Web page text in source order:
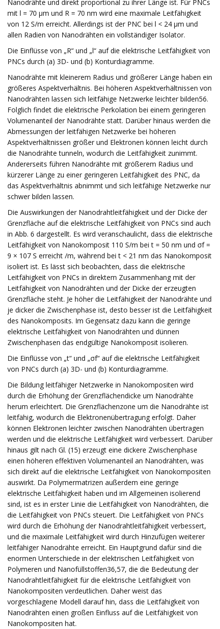
Nanodrähte und direkt proportional zu ihrer Länge ist. Für PNCs
mit l = 70 μm und R = 70 nm wird eine maximale Leitfähigkeit
von 12 S/m erreicht. Allerdings ist der PNC bei l < 24 μm und
allen Radien von Nanodrähten ein vollständiger Isolator.
Die Einflüsse von „R“ und „l“ auf die elektrische Leitfähigkeit von
PNCs durch (a) 3D- und (b) Konturdiagramme.
Nanodrähte mit kleinerem Radius und größerer Länge haben ein
größeres Aspektverhältnis. Bei höheren Aspektverhältnissen von
Nanodrähten lassen sich leitfähige Netzwerke leichter bilden56.
Folglich findet die elektrische Perkolation bei einem geringeren
Volumenanteil der Nanodrähte statt. Darüber hinaus werden die
Abmessungen der leitfähigen Netzwerke bei höheren
Aspektverhältnissen größer und Elektronen können leicht durch
die Nanodrähte tunneln, wodurch die Leitfähigkeit zunimmt.
Andererseits führen Nanodrähte mit größerem Radius und
kürzerer Länge zu einer geringeren Leitfähigkeit des PNC, da
das Aspektverhältnis abnimmt und sich leitfähige Netzwerke nur
schwer bilden lassen.
Die Auswirkungen der Nanodrahtleitfähigkeit und der Dicke der
Grenzfläche auf die elektrische Leitfähigkeit von PNCs sind auch
in Abb. 6 dargestellt. Es wird veranschaulicht, dass die elektrische
Leitfähigkeit von Nanokomposit 110 S/m bei t = 50 nm und σf =
9 × 107 S erreicht /m, während bei t < 21 nm das Nanokomposit
isoliert ist. Es lässt sich beobachten, dass die elektrische
Leitfähigkeit von PNCs in direktem Zusammenhang mit der
Leitfähigkeit von Nanodrähten und der Dicke der erzeugten
Grenzfläche steht. Je höher die Leitfähigkeit der Nanodrähte und
je dicker die Zwischenphase ist, desto besser ist die Leitfähigkeit
des Nanokomposits. Im Gegensatz dazu kann die geringe
elektrische Leitfähigkeit von Nanodrähten und dünnen
Zwischenphasen das endgültige Nanokomposit isolieren.
Die Einflüsse von „t“ und „σf“ auf die elektrische Leitfähigkeit
von PNCs durch (a) 3D- und (b) Konturdiagramme.
Die Bildung leitfähiger Netzwerke in Nanokompositen wird
durch die Erhöhung der Grenzflächendicke um Nanodrähte
herum erleichtert. Die Grenzflächenzone um die Nanodrähte ist
leitfähig, wodurch die Elektronenübertragung erfolgt. Daher
können Elektronen leichter zwischen Nanodrähten übertragen
werden und die elektrische Leitfähigkeit wird verbessert. Darüber
hinaus gilt nach Gl. (15) erzeugt eine dickere Zwischenphase
einen höheren effektiven Volumenanteil an Nanodrähten, was
sich direkt auf die elektrische Leitfähigkeit von Nanokompositen
auswirkt. Da Polymermatrizen außerdem eine geringe
elektrische Leitfähigkeit haben und im Allgemeinen isolierend
sind, ist es in erster Linie die Leitfähigkeit von Nanodrähten, die
die Leitfähigkeit von PNCs steuert. Die Leitfähigkeit von PNCs
wird durch die Erhöhung der Nanodrahtleitfähigkeit verbessert,
und die maximale Leitfähigkeit wird durch Hinzufügen weiterer
leitfähiger Nanodrähte erreicht. Ein Hauptgrund dafür sind die
enormen Unterschiede in der elektrischen Leitfähigkeit von
Polymeren und Nanofüllstoffen36,57, die die Bedeutung der
Nanodrahtleitfähigkeit für die elektrische Leitfähigkeit von
Nanokompositen verdeutlichen. Daher weist das
vorgeschlagene Modell darauf hin, dass die Leitfähigkeit von
Nanodrähten einen großen Einfluss auf die Leitfähigkeit von
Nanokompositen hat.